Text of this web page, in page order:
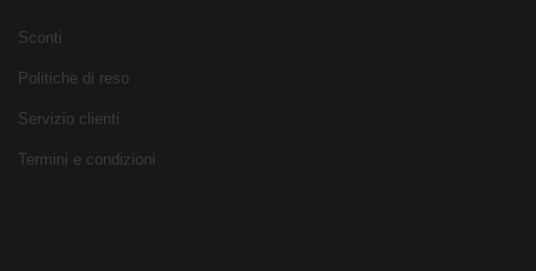
Sconti
Politiche di reso
Servizio clienti
Termini e condizioni